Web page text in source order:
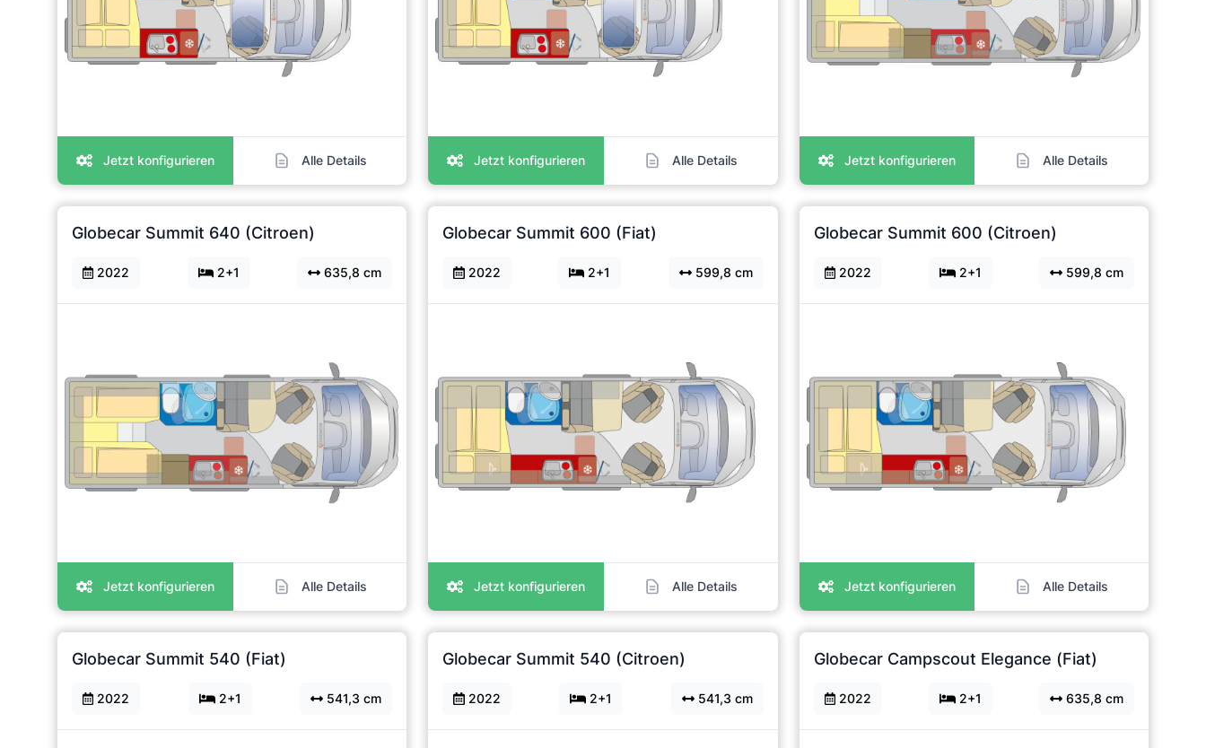
Jetzt konfigurieren Alle Details Jetzt konfigurieren Alle Details Jetzt konfigurieren Alle Details
Globecar Summit 640 (Citroen)
2022 2+1 635,8 cm
Jetzt konfigurieren Alle Details
Globecar Summit 600 (Fiat)
2022 2+1 599,8 cm
Jetzt konfigurieren Alle Details
Globecar Summit 600 (Citroen)
2022 2+1 599,8 cm
Jetzt konfigurieren Alle Details
Globecar Summit 540 (Fiat)
2022 2+1 541,3 cm
Globecar Summit 540 (Citroen)
2022 2+1 541,3 cm
Globecar Campscout Elegance (Fiat)
2022 2+1 635,8 cm